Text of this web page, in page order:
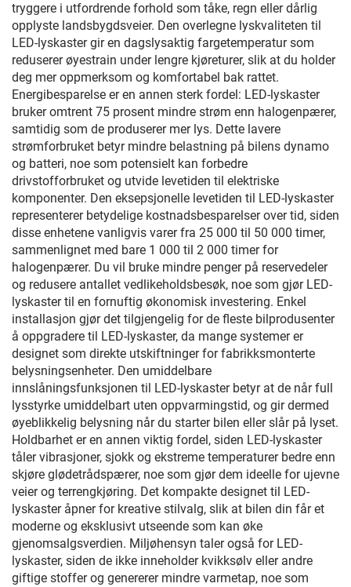
tryggere i utfordrende forhold som tåke, regn eller dårlig
opplyste landsbygdsveier. Den overlegne lyskvaliteten til
LED-lyskaster gir en dagslysaktig fargetemperatur som
reduserer øyestrain under lengre kjøreturer, slik at du holder
deg mer oppmerksom og komfortabel bak rattet.
Energibesparelse er en annen sterk fordel: LED-lyskaster
bruker omtrent 75 prosent mindre strøm enn halogenpærer,
samtidig som de produserer mer lys. Dette lavere
strømforbruket betyr mindre belastning på bilens dynamo
og batteri, noe som potensielt kan forbedre
drivstofforbruket og utvide levetiden til elektriske
komponenter. Den eksepsjonelle levetiden til LED-lyskaster
representerer betydelige kostnadsbesparelser over tid, siden
disse enhetene vanligvis varer fra 25 000 til 50 000 timer,
sammenlignet med bare 1 000 til 2 000 timer for
halogenpærer. Du vil bruke mindre penger på reservedeler
og redusere antallet vedlikeholdsbesøk, noe som gjør LED-
lyskaster til en fornuftig økonomisk investering. Enkel
installasjon gjør det tilgjengelig for de fleste bilprodusenter
å oppgradere til LED-lyskaster, da mange systemer er
designet som direkte utskiftninger for fabrikksmonterte
belysningsenheter. Den umiddelbare
innslåningsfunksjonen til LED-lyskaster betyr at de når full
lysstyrke umiddelbart uten oppvarmingstid, og gir dermed
øyeblikkelig belysning når du starter bilen eller slår på lyset.
Holdbarhet er en annen viktig fordel, siden LED-lyskaster
tåler vibrasjoner, sjokk og ekstreme temperaturer bedre enn
skjøre glødetrådspærer, noe som gjør dem ideelle for ujevne
veier og terrengkjøring. Det kompakte designet til LED-
lyskaster åpner for kreative stilvalg, slik at bilen din får et
moderne og eksklusivt utseende som kan øke
gjenomsalgsverdien. Miljøhensyn taler også for LED-
lyskaster, siden de ikke inneholder kvikksølv eller andre
giftige stoffer og genererer mindre varmetap, noe som